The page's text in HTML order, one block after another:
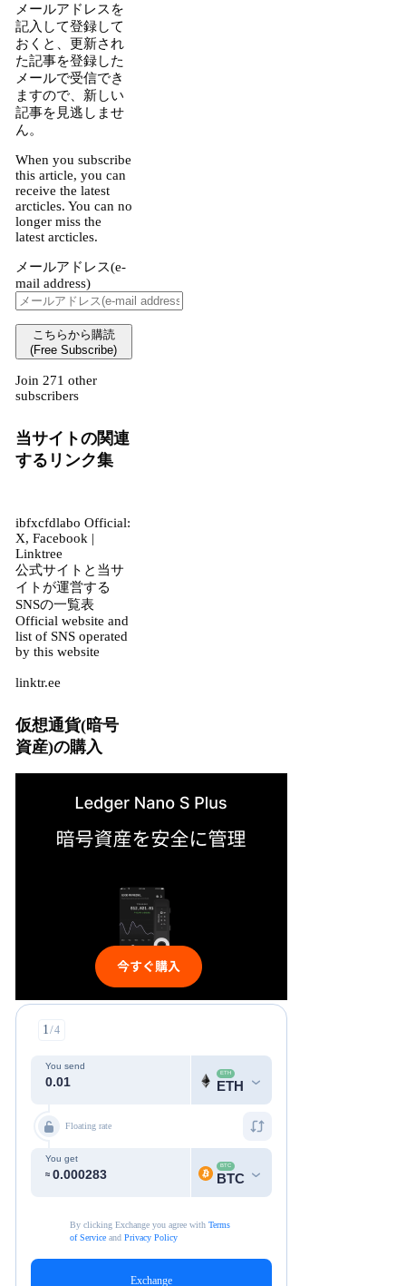
メールアドレスを
記入して登録して
おくと、更新され
た記事を登録した
メールで受信でき
ますので、新しい
記事を見逃しませ
ん。
When you subscribe
this article, you can
receive the latest
arcticles. You can no
longer miss the
latest arcticles.
メールアドレス(e-
mail address)
こちらから購読
(Free Subscribe)
Join 271 other
subscribers
当サイトの関連
するリンク集
ibfxcfdlabo Official:
X, Facebook |
Linktree
公式サイトと当サ
イトが運営する
SNSの一覧表
Official website and
list of SNS operated
by this website
linktr.ee
仮想通貨(暗号
資産)の購入